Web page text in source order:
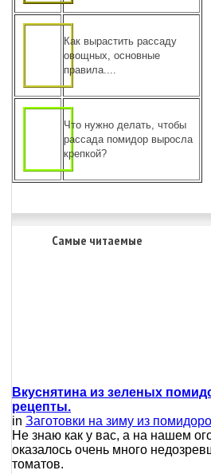
Как вырастить рассаду
овощных, основные
правила....
Что нужно делать, чтобы
рассада помидор выросла
крепкой?
Самые читаемые
Вкуснятина из зеленых
рецепты.
in Заготовки на зиму из
Не знаю как у вас, а на нашем
оказалось очень много
томатов.